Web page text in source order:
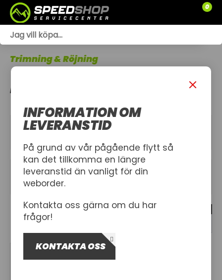
0
SLÄPVAGNAR
Trimning & Röjning
HÄCKSAXAR
KATEGORIER
FILTER
INFORMATION OM
LEVERANSTID
På grund av vår pågående flytt så
kan det tillkomma en längre
leveranstid än vanligt för din
weborder.
Kontakta oss gärna om du har
frågor!
KONTAKTA OSS